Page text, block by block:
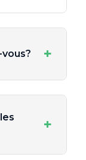
+
+